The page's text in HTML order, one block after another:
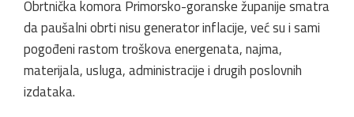
Obrtnička komora Primorsko-goranske županije smatra
da paušalni obrti nisu generator inflacije, već su i sami
pogođeni rastom troškova energenata, najma,
materijala, usluga, administracije i drugih poslovnih
izdataka.